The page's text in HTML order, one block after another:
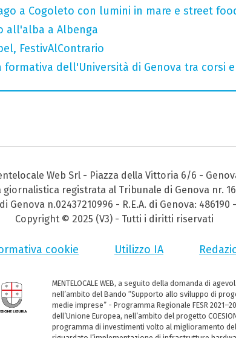
a Cogoleto con lumini in mare e street
all'alba a Albenga
FestivAlContrario
formativa dell'Università di Genova tra corsi
Web Srl - Piazza della Vittoria 6/6 -
giornalistica registrata al Tribunale di Genova nr.
n.02437210996 - R.E.A. di Genova: 486190
Copyright © 2025 (V3) - Tutti i diritti riservati
cookie Utilizzo IA
MENTELOCALE WEB, a seguito della domanda di
nell’ambito del Bando “Supporto allo sviluppo di
medie imprese” - Programma Regionale FESR
dell’Unione Europea, nell’ambito del progetto
programma di investimenti volto al miglioramento